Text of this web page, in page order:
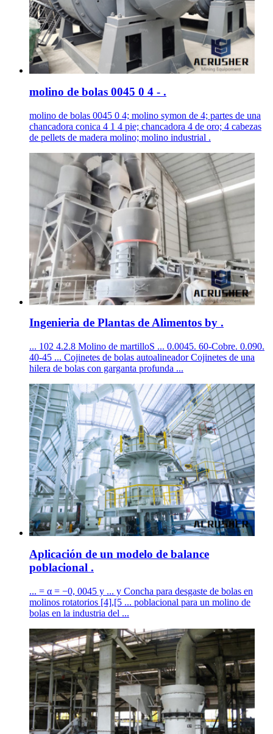
molino de bolas 0045 0 4 - .
molino de bolas 0045 0 4; molino symon de 4; partes de una
chancadora conica 4 1 4 pie; chancadora 4 de oro; 4 cabezas
de pellets de madera molino; molino industrial .
Ingenieria de Plantas de Alimentos by .
... 102 4.2.8 Molino de martilloS ... 0.0045. 60-Cobre. 0.090.
40-45 ... Cojinetes de bolas autoalineador Cojinetes de una
hilera de bolas con garganta profunda ...
Aplicación de un modelo de balance
poblacional .
... = α = −0, 0045 y ... y Concha para desgaste de bolas en
molinos rotatorios [4],[5 ... poblacional para un molino de
bolas en la industria del ...